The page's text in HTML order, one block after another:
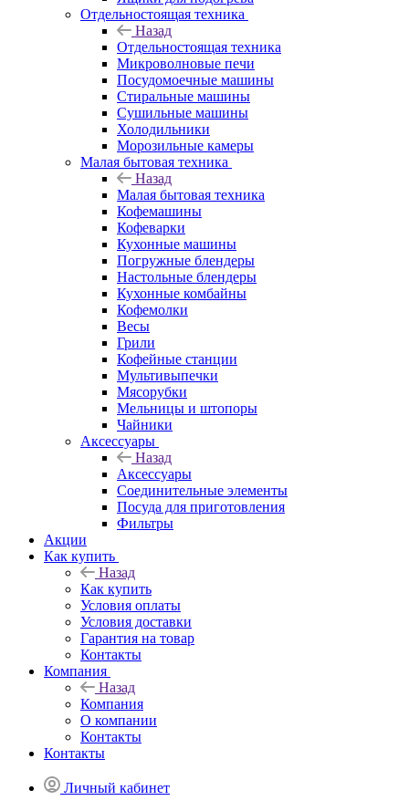
Отдельностоящая техника
Назад
Отдельностоящая техника
Микроволновые печи
Посудомоечные машины
Стиральные машины
Сушильные машины
Холодильники
Морозильные камеры
Малая бытовая техника
Назад
Малая бытовая техника
Кофемашины
Кофеварки
Кухонные машины
Погружные блендеры
Настольные блендеры
Кухонные комбайны
Кофемолки
Весы
Грили
Кофейные станции
Мультивыпечки
Мясорубки
Мельницы и штопоры
Чайники
Аксессуары
Назад
Аксессуары
Соединительные элементы
Посуда для приготовления
Фильтры
Акции
Как купить
Назад
Как купить
Условия оплаты
Условия доставки
Гарантия на товар
Контакты
Компания
Назад
Компания
О компании
Контакты
Контакты
Личный кабинет